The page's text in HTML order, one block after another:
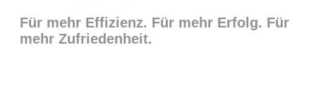
Für mehr Effizienz. Für mehr Erfolg. Für
mehr Zufriedenheit.